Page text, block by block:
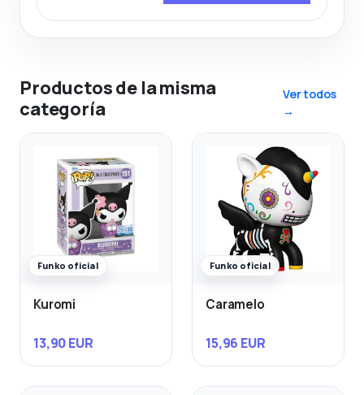
Productos de la misma
categoría
Ver todos
→
Funko oficial
Kuromi
13,90 EUR
Funko oficial
Caramelo
15,96 EUR